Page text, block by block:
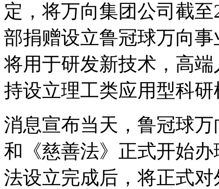
定，将万向集团公司截
部捐赠设立鲁冠球万向
将用于研发新技术，高
持设立理工类应用型科研
消息宣布当天，鲁冠球
和《慈善法》正式开始
法设立完成后，将正式